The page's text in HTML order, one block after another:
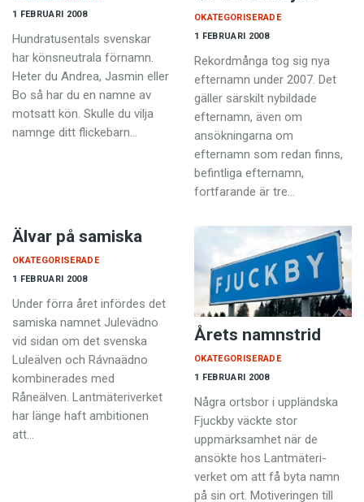
1 FEBRUARI 2008
Hundratusentals svenskar
har könsneutrala förnamn.
Heter du Andrea, Jasmin eller
Bo så har du en namne av
motsatt kön. Skulle du vilja
namnge ditt flickebarn…
1 FEBRUARI 2008
OKATEGORISERADE
Rekordmånga tog sig nya
efternamn under 2007. Det
gäller särskilt nybildade
efternamn, även om
ansökningarna om
efternamn som redan finns,
befintliga efternamn,
fortfarande är tre…
Älvar på samiska
1 FEBRUARI 2008
OKATEGORISERADE
Under förra året infördes det
samiska namnet Julevädno
vid sidan om det svenska
Luleälven och Rávnaädno
kombinerades med
Råneälven. Lantmäteriverket
har länge haft ambitionen
att…
Årets namnstrid
1 FEBRUARI 2008
OKATEGORISERADE
Några ortsbor i uppländska
Fjuckby väckte stor
uppmärksamhet när de
ansökte hos Lantmäteri­
verket om att få byta namn
på sin ort. Motiveringen till